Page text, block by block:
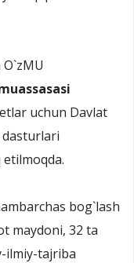
uchun Davlat
bog`lash
maydoni, 32 ta
ilmiy-tajriba